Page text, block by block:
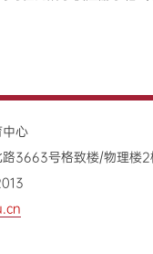
心
3663号格致楼/物理楼2